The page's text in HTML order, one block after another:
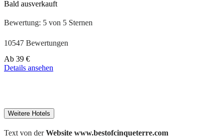
Bald ausverkauft
Bewertung: 5 von 5 Sternen
10547 Bewertungen
Preis
ab
Ab 39 €
Details ansehen
Weitere Hotels
Text von derWebsite www.bestofcinqueterre.com